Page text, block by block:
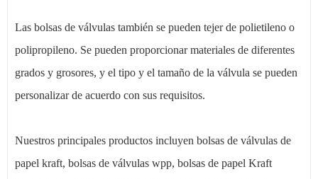
Las bolsas de válvulas también se pueden tejer de polietileno o
polipropileno. Se pueden proporcionar materiales de diferentes
grados y grosores, y el tipo y el tamaño de la válvula se pueden
personalizar de acuerdo con sus requisitos.
Nuestros principales productos incluyen bolsas de válvulas de
papel kraft, bolsas de válvulas wpp, bolsas de papel Kraft